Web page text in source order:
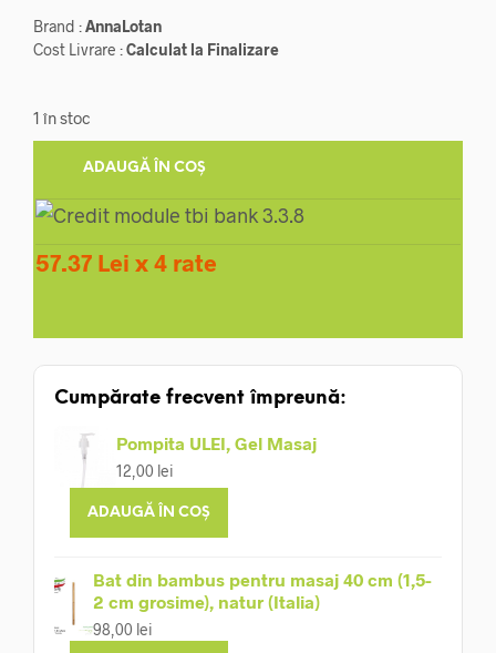
a
este:
Brand :AnnaLotan
Cost Livrare :Calculat la Finalizare
1 în stoc
ADAUGĂ ÎN COȘ
57.37 Lei x 4 rate
Cumpărate frecvent împreună:
Pompita ULEI, Gel Masaj
12,00 lei
ADAUGĂ ÎN COȘ
Bat din bambus pentru masaj 40 cm (1,5-
2 cm grosime), natur (Italia)
98,00 lei